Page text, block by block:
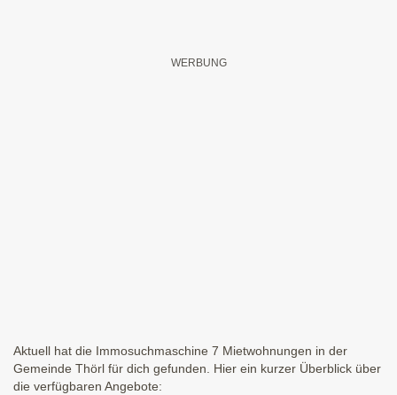
Aktuell hat die Immosuchmaschine 7 Mietwohnungen in der
Gemeinde Thörl für dich gefunden. Hier ein kurzer Überblick über
die verfügbaren Angebote: